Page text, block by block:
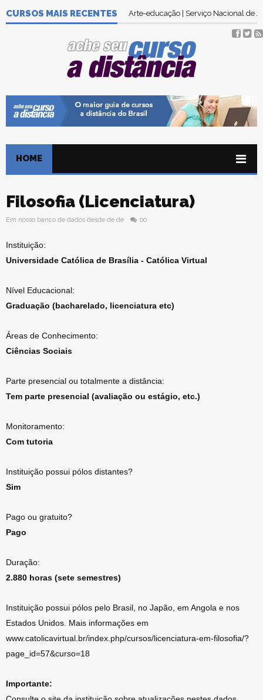
CURSOS MAIS RECENTES Arte-educação | Serviço Nacional de
HOME
Filosofia (Licenciatura)
Em nosso banco de dados desde de de 00
Instituição:
Universidade Católica de Brasília - Católica Virtual
Nível Educacional:
Graduação (bacharelado, licenciatura etc)
Áreas de Conhecimento:
Ciências Sociais
Parte presencial ou totalmente a distância:
Tem parte presencial (avaliação ou estágio, etc.)
Monitoramento:
Com tutoria
Instituição possui pólos distantes?
Sim
Pago ou gratuito?
Pago
Duração:
2.880 horas (sete semestres)
Instituição possui pólos pelo Brasil, no Japão, em Angola e nos
Estados Unidos. Mais informações em
www.catolicavirtual.br/index.php/cursos/licenciatura-em-filosofia/?
page_id=57&curso=18
Importante: